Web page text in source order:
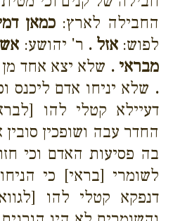
החבילה לארץ:כמאן
לפוש:אזל . ר' יהושע:
מבראי . שלא יצא אחד מן
. שלא יניחו אדם ליכנס
דעיילא קטלי להו
החדר עבה ושופכין
בה פסיעות האדם וכי
לשומרי [בראי] כי
דנפקא קטלי להו